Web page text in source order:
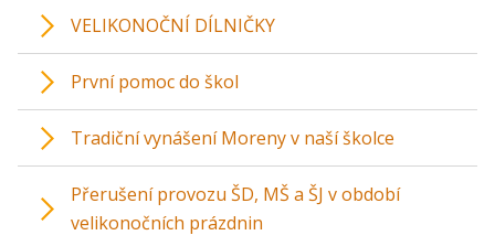
VELIKONOČNÍ DÍLNIČKY
První pomoc do škol
Tradiční vynášení Moreny v naší školce
Přerušení provozu ŠD, MŠ a ŠJ v období
velikonočních prázdnin